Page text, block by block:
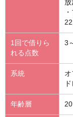
放
1回で借りら
れる点数
3
系統
年齢層